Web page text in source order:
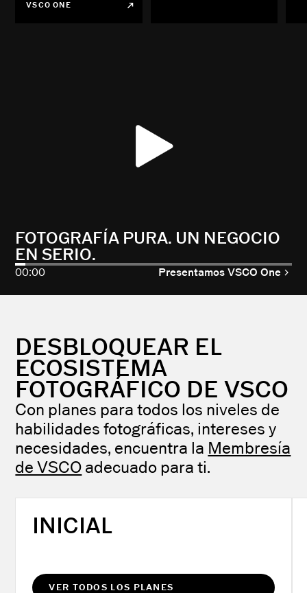
VSCO ONE
FOTOGRAFÍA PURA. UN NEGOCIO
EN SERIO.
00:00 Presentamos VSCO One
DESBLOQUEAR EL
ECOSISTEMA
FOTOGRÁFICO DE VSCO
Con planes para todos los niveles de
habilidades fotográficas, intereses y
necesidades, encuentra la Membresía
de VSCO adecuado para ti.
INICIAL
VER TODOS LOS PLANES